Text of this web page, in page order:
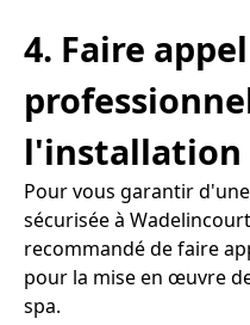
4. Faire
l'installation
Pour vous garantir
sécurisée à
recommandé de faire
pour la mise en œuvre
spa.